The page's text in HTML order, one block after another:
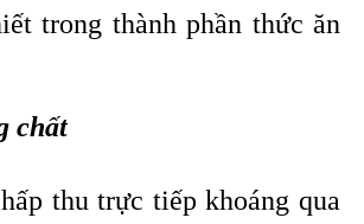
trong thành phần thức ăn
chất
thu trực tiếp khoáng qua